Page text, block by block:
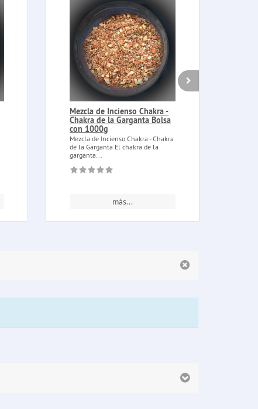
Mezcla de Incienso Chakra -
Chakra de la Garganta Bolsa
con 1000g
Mezcla de Incienso Chakra - Chakra
de la Garganta El chakra de la
garganta...
más...